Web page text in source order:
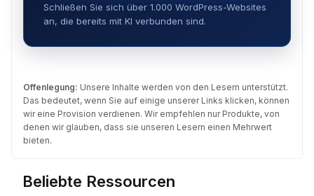
Schließen Sie sich über 1.000 WordPress-Websites
an, die bereits mit KI verbunden sind.
Offenlegung: Unsere Inhalte werden von den Lesern unterstützt.
Das bedeutet, wenn Sie auf einige unserer Links klicken, können
wir eine Provision verdienen. Wir empfehlen nur Produkte, von
denen wir glauben, dass sie unseren Lesern einen Mehrwert
bieten.
Beliebte Ressourcen